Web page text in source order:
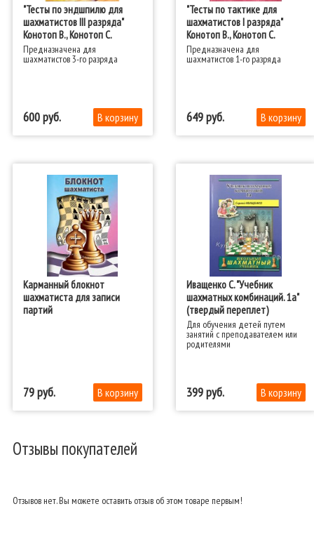
"Тесты по эндшпилю для
шахматистов III разряда"
Конотоп В., Конотоп С.
Предназначена для
шахматистов 3-го разряда
600
"Тесты по тактике для
шахматистов I разряда"
Конотоп В., Конотоп С.
Предназначена для
шахматистов 1-го разряда
649
Карманный блокнот
шахматиста для записи
партий
79
Иващенко С. "Учебник
шахматных комбинаций. 1а"
(твердый переплет)
Для обучения детей путем
занятий с преподавателем или
родителями
399
Отзывы покупателей
Отзывов нет. Вы можете оставить отзыв об этом товаре первым!